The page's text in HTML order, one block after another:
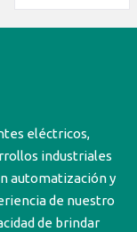
eléctricos,
industriales
automatización y
de nuestro
de brindar